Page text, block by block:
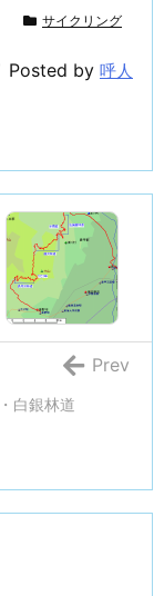
サイクリング
Posted by 呼人
白銀林道
Prev